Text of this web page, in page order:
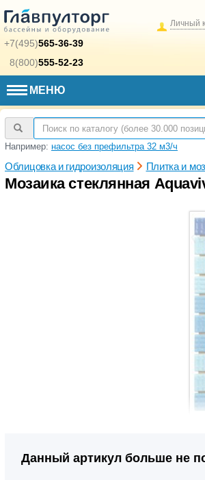
+7(495)565-36-39
8(800)555-52-23
Личный
МЕНЮ
Например: насос без префильтра 32 м3/ч
Облицовка и гидроизоляция Плитка и
Мозаика стеклянная
Данный артикул больше не